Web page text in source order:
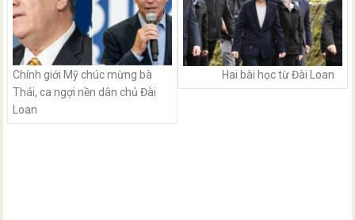
Chính giới Mỹ chúc mừng bà
Thái, ca ngợi nền dân chủ Đài
Loan
Hai bài học từ Đài Loan